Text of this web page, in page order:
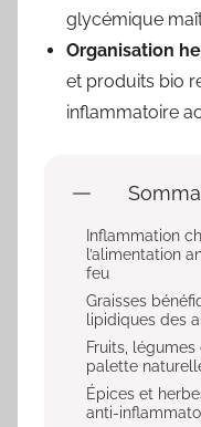
glycémique
Organisation
et produits bio
inflammatoire
Inflammation
l’alimentation
feu
Graisses
lipidiques des
Fruits,
palette
Épices et
anti-